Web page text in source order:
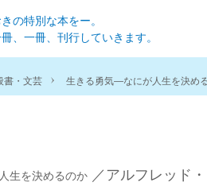
の特別な本をー。
、一冊、刊行していきます。
書・文芸 生きる勇気―なにが人生を決め
生を決めるのか ／アルフレッド